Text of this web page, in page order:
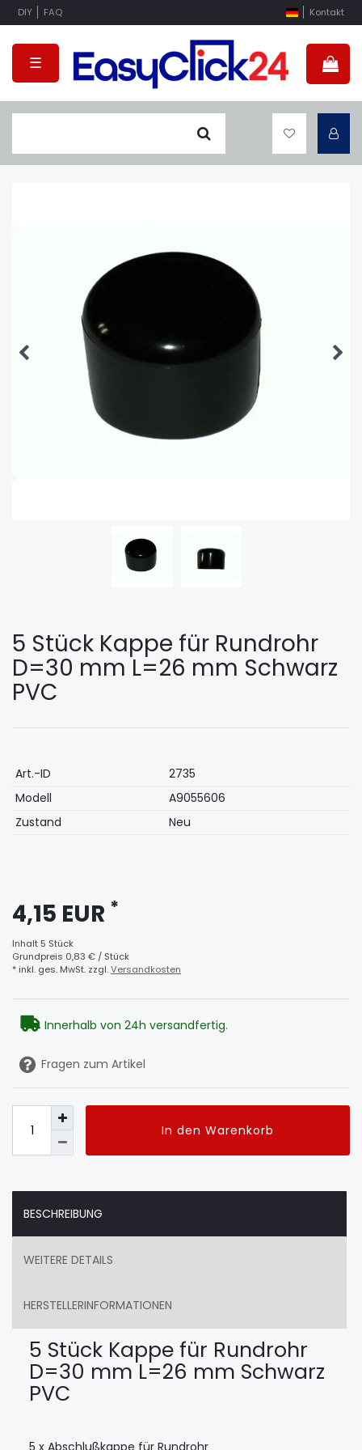
DIY FAQ Kontakt
☰
5 Stück Kappe für Rundrohr
D=30 mm L=26 mm Schwarz
PVC
Technisches
Merkmal
Wert
Art.-ID
2735
Modell
A9055606
Zustand
Neu
4,15 EUR *
Inhalt 5 Stück
Grundpreis 0,83 € / Stück
* inkl. ges. MwSt. zzgl.Versandkosten
Innerhalb von 24h versandfertig.
Fragen zum Artikel
In den Warenkorb
BESCHREIBUNG
WEITERE DETAILS
HERSTELLERINFORMATIONEN
5 Stück Kappe für Rundrohr
D=30 mm L=26 mm Schwarz
PVC